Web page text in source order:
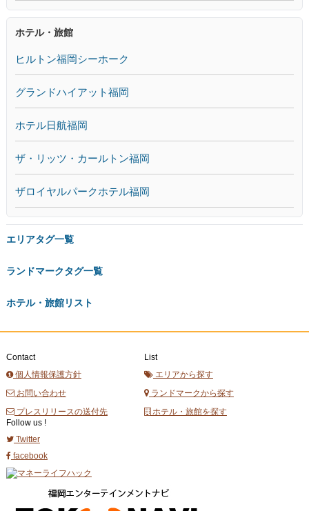
ホテル・旅館
ヒルトン福岡シーホーク
グランドハイアット福岡
ホテル日航福岡
ザ・リッツ・カールトン福岡
ザロイヤルパークホテル福岡
エリアタグ一覧
ランドマークタグ一覧
ホテル・旅館リスト
Contact
個人情報保護方針
お問い合わせ
プレスリリースの送付先
List
エリアから探す
ランドマークから探す
ホテル・旅館を探す
Follow us !
Twitter
facebook